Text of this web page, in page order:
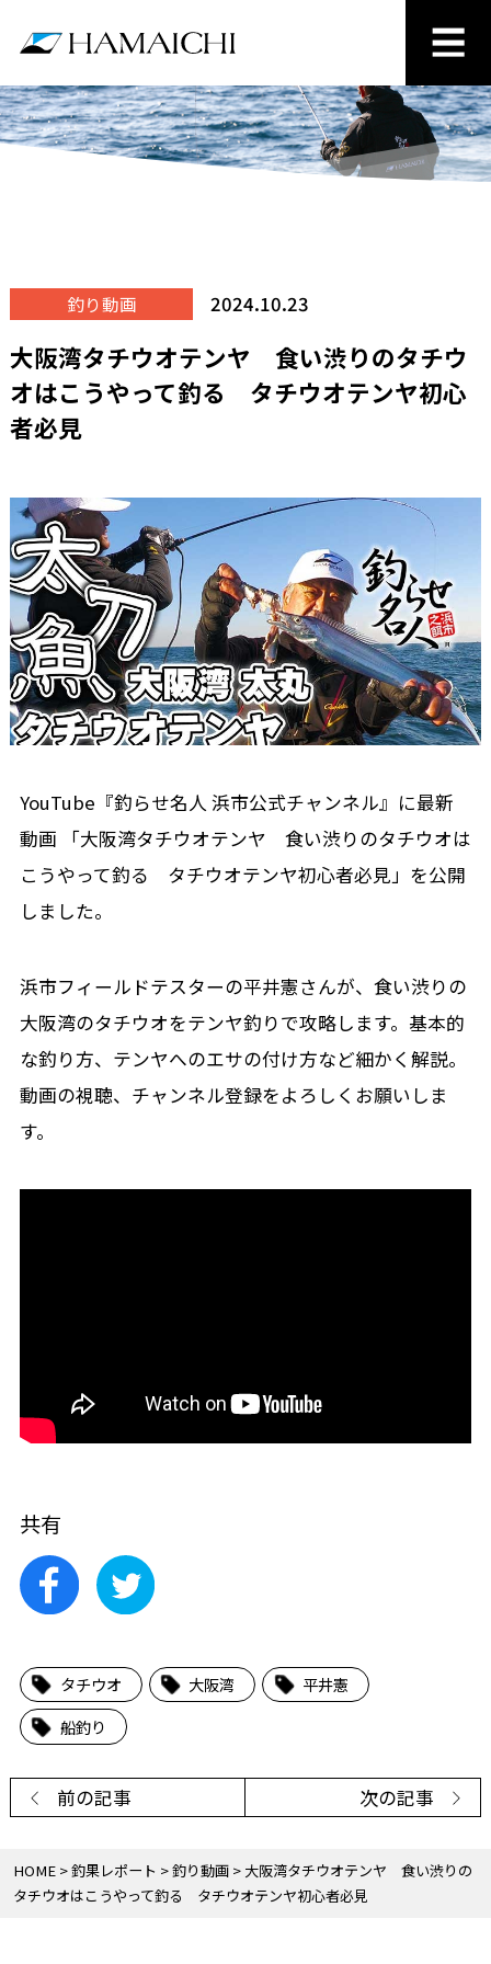
釣り動画 2024.10.23
大阪湾タチウオテンヤ 食い渋りのタチウ
オはこうやって釣る タチウオテンヤ初心
者必見
HOME 釣果レポート 釣り動画
大阪湾タチウオテンヤ 食い渋りの
タチウオはこうやって釣る タチウオテンヤ初心者必見
YouTube『釣らせ名人 浜市公式チャンネル』に最新
動画 「大阪湾タチウオテンヤ 食い渋りのタチウオは
こうやって釣る タチウオテンヤ初心者必見」を公開
しました。
浜市フィールドテスターの平井憲さんが、食い渋りの
大阪湾のタチウオをテンヤ釣りで攻略します。基本的
な釣り方、テンヤへのエサの付け方など細かく解説。
動画の視聴、チャンネル登録をよろしくお願いしま
す。
共有
タチウオ 大阪湾
平井憲
船釣り
前の記事 次の記事